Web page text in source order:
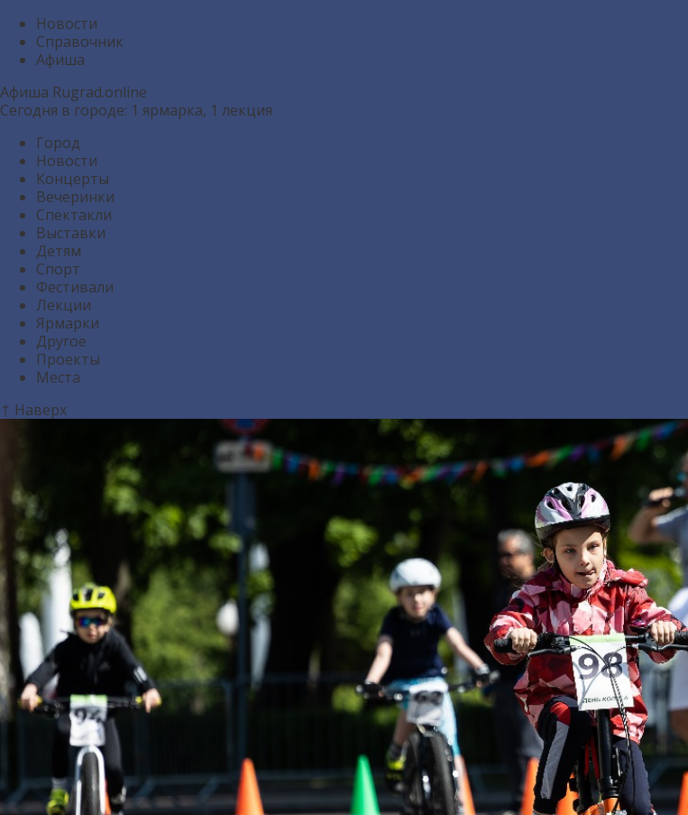
Новости
Справочник
Афиша
Афиша Rugrad.online
Сегодня в городе: 1 ярмарка, 1 лекция
Город
Новости
Концерты
Вечеринки
Спектакли
Выставки
Детям
Спорт
Фестивали
Лекции
Ярмарки
Другое
Проекты
Места
↑ Наверх